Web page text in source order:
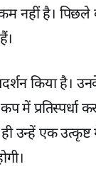
कम नहीं है।
किया है।
में प्रतिस्पर्धा
उन्हें एक